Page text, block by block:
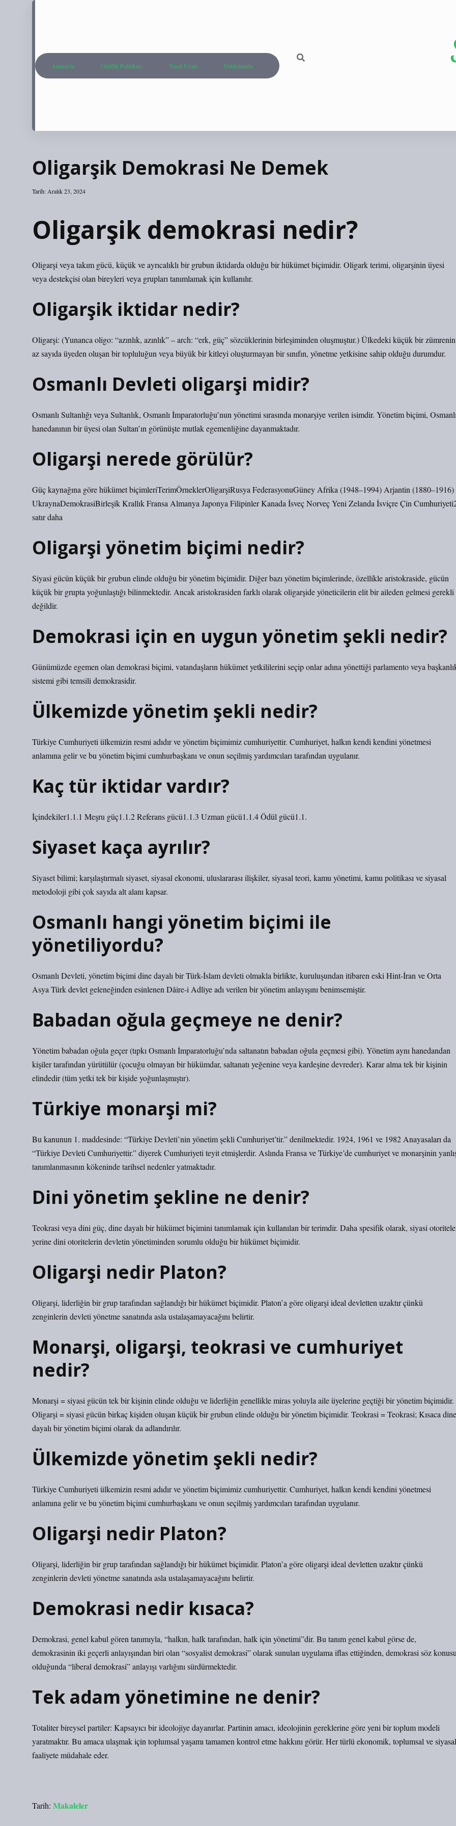
Anasayfa Gizlilik Politikası Yasal Uyarı Hakkımızda
Oligarşik Demokrasi Ne Demek
Tarih: Aralık 23, 2024
Oligarşik demokrasi nedir?
Oligarşi veya takım gücü, küçük ve ayrıcalıklı bir grubun iktidarda olduğu bir hükümet biçimidir. Oligark terimi, oligarşinin üyesi
veya destekçisi olan bireyleri veya grupları tanımlamak için kullanılır.
Oligarşik iktidar nedir?
Oligarşi: (Yunanca oligo: “azınlık, azınlık” – arch: “erk, güç” sözcüklerinin birleşiminden oluşmuştur.) Ülkedeki küçük bir
az sayıda üyeden oluşan bir topluluğun veya büyük bir kitleyi oluşturmayan bir sınıfın, yönetme yetkisine sahip olduğu durumdur.
Osmanlı Devleti oligarşi midir?
Osmanlı Sultanlığı veya Sultanlık, Osmanlı İmparatorluğu’nun yönetimi sırasında monarşiye verilen isimdir. Yönetim biçimi,
hanedanının bir üyesi olan Sultan’ın görünüşte mutlak egemenliğine dayanmaktadır.
Oligarşi nerede görülür?
Güç kaynağına göre hükümet biçimleriTerimÖrneklerOligarşiRusya FederasyonuGüney Afrika (1948–1994) Arjantin (1880–1916)
UkraynaDemokrasiBirleşik Krallık Fransa Almanya Japonya Filipinler Kanada İsveç Norveç Yeni Zelanda İsviçre Çin
satır daha
Oligarşi yönetim biçimi nedir?
Siyasi gücün küçük bir grubun elinde olduğu bir yönetim biçimidir. Diğer bazı yönetim biçimlerinde, özellikle aristokraside, gücün
küçük bir grupta yoğunlaştığı bilinmektedir. Ancak aristokrasiden farklı olarak oligarşide yöneticilerin elit bir aileden gelmesi gerekli
değildir.
Demokrasi için en uygun yönetim şekli nedir?
Günümüzde egemen olan demokrasi biçimi, vatandaşların hükümet yetkililerini seçip onlar adına yönettiği parlamento veya
sistemi gibi temsili demokrasidir.
Ülkemizde yönetim şekli nedir?
Türkiye Cumhuriyeti ülkemizin resmi adıdır ve yönetim biçimimiz cumhuriyettir. Cumhuriyet, halkın kendi kendini yönetmesi
anlamına gelir ve bu yönetim biçimi cumhurbaşkanı ve onun seçilmiş yardımcıları tarafından uygulanır.
Kaç tür iktidar vardır?
İçindekiler1.1.1 Meşru güç1.1.2 Referans gücü1.1.3 Uzman gücü1.1.4 Ödül gücü1.1.
Siyaset kaça ayrılır?
Siyaset bilimi; karşılaştırmalı siyaset, siyasal ekonomi, uluslararası ilişkiler, siyasal teori, kamu yönetimi, kamu politikası ve siyasal
metodoloji gibi çok sayıda alt alanı kapsar.
Osmanlı hangi yönetim biçimi ile
yönetiliyordu?
Osmanlı Devleti, yönetim biçimi dine dayalı bir Türk-İslam devleti olmakla birlikte, kuruluşundan itibaren eski Hint-İran ve Orta
Asya Türk devlet geleneğinden esinlenen Dâire-i Adliye adı verilen bir yönetim anlayışını benimsemiştir.
Babadan oğula geçmeye ne denir?
Yönetim babadan oğula geçer (tıpkı Osmanlı İmparatorluğu’nda saltanatın babadan oğula geçmesi gibi). Yönetim aynı hanedandan
kişiler tarafından yürütülür (çocuğu olmayan bir hükümdar, saltanatı yeğenine veya kardeşine devreder). Karar alma tek bir kişinin
elindedir (tüm yetki tek bir kişide yoğunlaşmıştır).
Türkiye monarşi mi?
Bu kanunun 1. maddesinde: “Türkiye Devleti’nin yönetim şekli Cumhuriyet’tir.” denilmektedir. 1924, 1961 ve 1982 Anayasaları da
“Türkiye Devleti Cumhuriyettir.” diyerek Cumhuriyeti teyit etmişlerdir. Aslında Fransa ve Türkiye’de cumhuriyet ve monarşinin
tanımlanmasının kökeninde tarihsel nedenler yatmaktadır.
Dini yönetim şekline ne denir?
Teokrasi veya dini güç, dine dayalı bir hükümet biçimini tanımlamak için kullanılan bir terimdir. Daha spesifik olarak, siyasi
yerine dini otoritelerin devletin yönetiminden sorumlu olduğu bir hükümet biçimidir.
Oligarşi nedir Platon?
Oligarşi, liderliğin bir grup tarafından sağlandığı bir hükümet biçimidir. Platon’a göre oligarşi ideal devletten uzaktır çünkü
zenginlerin devleti yönetme sanatında asla ustalaşamayacağını belirtir.
Monarşi, oligarşi, teokrasi ve cumhuriyet
nedir?
Monarşi = siyasi gücün tek bir kişinin elinde olduğu ve liderliğin genellikle miras yoluyla aile üyelerine geçtiği bir yönetim biçimidir.
Oligarşi = siyasi gücün birkaç kişiden oluşan küçük bir grubun elinde olduğu bir yönetim biçimidir. Teokrasi = Teokrasi; Kısaca dine
dayalı bir yönetim biçimi olarak da adlandırılır.
Ülkemizde yönetim şekli nedir?
Türkiye Cumhuriyeti ülkemizin resmi adıdır ve yönetim biçimimiz cumhuriyettir. Cumhuriyet, halkın kendi kendini yönetmesi
anlamına gelir ve bu yönetim biçimi cumhurbaşkanı ve onun seçilmiş yardımcıları tarafından uygulanır.
Oligarşi nedir Platon?
Oligarşi, liderliğin bir grup tarafından sağlandığı bir hükümet biçimidir. Platon’a göre oligarşi ideal devletten uzaktır çünkü
zenginlerin devleti yönetme sanatında asla ustalaşamayacağını belirtir.
Demokrasi nedir kısaca?
Demokrasi, genel kabul gören tanımıyla, “halkın, halk tarafından, halk için yönetimi”dir. Bu tanım genel kabul görse de,
demokrasinin iki geçerli anlayışından biri olan “sosyalist demokrasi” olarak sunulan uygulama iflas ettiğinden, demokrasi söz
olduğunda “liberal demokrasi” anlayışı varlığını sürdürmektedir.
Tek adam yönetimine ne denir?
Totaliter bireysel partiler: Kapsayıcı bir ideolojiye dayanırlar. Partinin amacı, ideolojinin gereklerine göre yeni bir toplum modeli
yaratmaktır. Bu amaca ulaşmak için toplumsal yaşamı tamamen kontrol etme hakkını görür. Her türlü ekonomik, toplumsal ve siyasal
faaliyete müdahale eder.
Tarih: Makaleler